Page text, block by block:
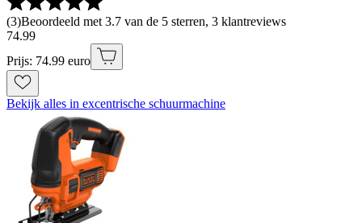
(3)Beoordeeld met 3.7 van de 5 sterren, 3 klantreviews
74.99
Prijs: 74.99 euro
Bekijk alles in excentrische schuurmachine